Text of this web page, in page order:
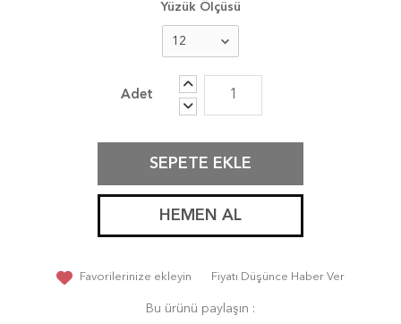
Yüzük Ölçüsü
SEPETE EKLE
HEMEN AL
Favorilerinize ekleyin Fiyatı Düşünce Haber Ver
Bu ürünü paylaşın :